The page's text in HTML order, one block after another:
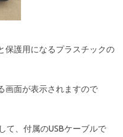
保護用になるプラスチックの
画面が表示されますので
て、付属のUSBケーブルで